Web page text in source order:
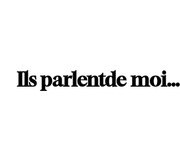
Ils parlentde moi…